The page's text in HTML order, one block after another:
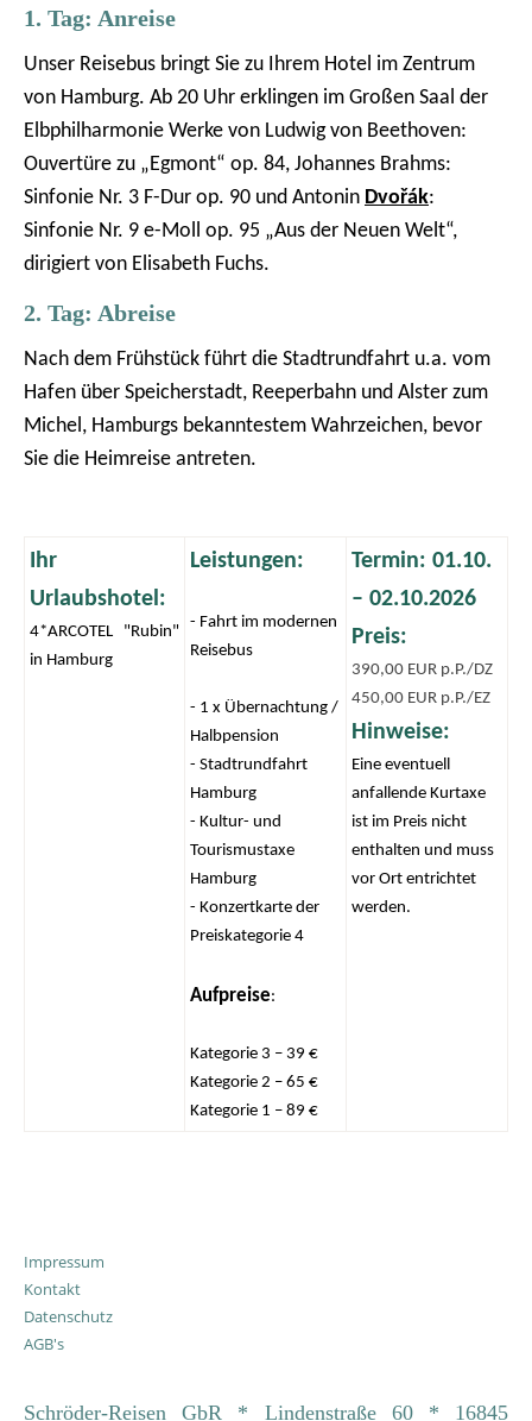
1. Tag: Anreise
Unser Reisebus bringt Sie zu Ihrem Hotel im Zentrum
von Hamburg. Ab 20 Uhr erklingen im Großen Saal der
Elbphilharmonie Werke von Ludwig von Beethoven:
Ouvertüre zu „Egmont“ op. 84, Johannes Brahms:
Sinfonie Nr. 3 F-Dur op. 90 und Antonin Dvořák:
Sinfonie Nr. 9 e-Moll op. 95 „Aus der Neuen Welt“,
dirigiert von Elisabeth Fuchs.
2. Tag: Abreise
Nach dem Frühstück führt die Stadtrundfahrt u.a. vom
Hafen über Speicherstadt, Reeperbahn und Alster zum
Michel, Hamburgs bekanntestem Wahrzeichen, bevor
Sie die Heimreise antreten.
Ihr
Urlaubshotel:
4*ARCOTEL "Rubin"
in Hamburg
Leistungen:
- Fahrt im modernen
Reisebus
- 1 x Übernachtung /
Halbpension
- Stadtrundfahrt
Hamburg
- Kultur- und
Tourismustaxe
Hamburg
- Konzertkarte der
Preiskategorie 4
Aufpreise:
Kategorie 3 – 39 €
Kategorie 2 – 65 €
Kategorie 1 – 89 €
Termin: 01.10.
– 02.10.2026
Preis:
390,00 EUR p.P./DZ
450,00 EUR p.P./EZ
Hinweise:
Eine eventuell
anfallende Kurtaxe
ist im Preis nicht
enthalten und muss
vor Ort entrichtet
werden.
Impressum
Kontakt
Datenschutz
AGB's
Schröder-Reisen GbR * Lindenstraße 60 * 16845